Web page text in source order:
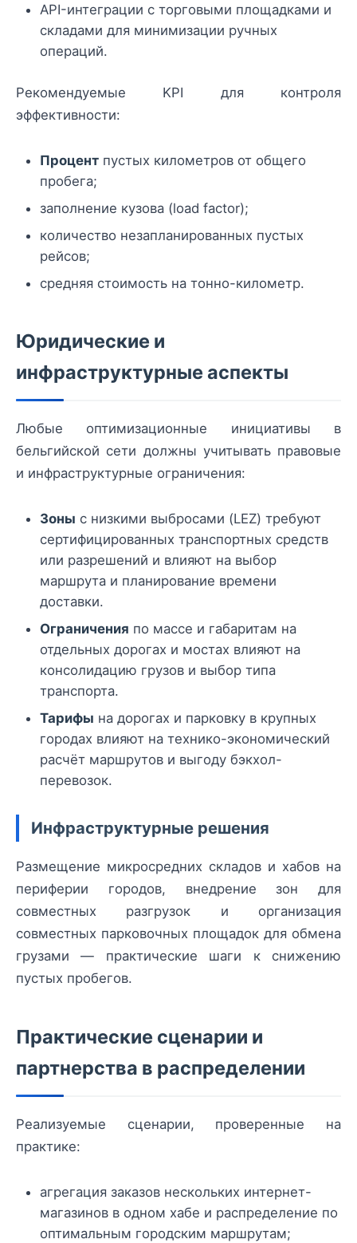
API-интеграции с торговыми площадками и
складами для минимизации ручных
операций.
Рекомендуемые KPI для контроля
эффективности:
Процент пустых километров от общего
пробега;
заполнение кузова (load factor);
количество незапланированных пустых
рейсов;
средняя стоимость на тонно-километр.
Юридические и
инфраструктурные аспекты
Любые оптимизационные инициативы в
бельгийской сети должны учитывать правовые
и инфраструктурные ограничения:
Зоны с низкими выбросами (LEZ) требуют
сертифицированных транспортных средств
или разрешений и влияют на выбор
маршрута и планирование времени
доставки.
Ограничения по массе и габаритам на
отдельных дорогах и мостах влияют на
консолидацию грузов и выбор типа
транспорта.
Тарифы на дорогах и парковку в крупных
городах влияют на технико-экономический
расчёт маршрутов и выгоду бэкхол-
перевозок.
Инфраструктурные решения
Размещение микросредних складов и хабов на
периферии городов, внедрение зон для
совместных разгрузок и организация
совместных парковочных площадок для обмена
грузами — практические шаги к снижению
пустых пробегов.
Практические сценарии и
партнерства в распределении
Реализуемые сценарии, проверенные на
практике:
агрегация заказов нескольких интернет-
магазинов в одном хабе и распределение по
оптимальным городским маршрутам;